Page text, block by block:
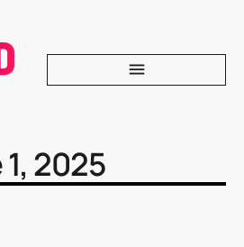
2025